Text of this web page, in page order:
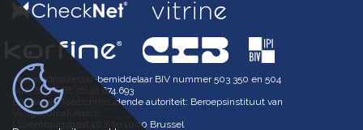
Vastgoedmakelaar-bemiddelaar BIV nummer 503 350 en 504
602, BTW-BE 0846.674.693
BIV België Toezichthoudende autoriteit: Beroepsinstituut van
Vastgoedmakelaars,
Luxemburgstraat 16 B te 1000 Brussel